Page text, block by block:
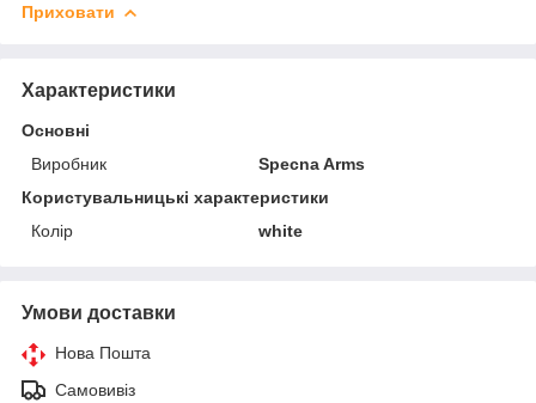
Приховати
Характеристики
Основні
Виробник
Specna Arms
Користувальницькі характеристики
Колір
white
Умови доставки
Нова Пошта
Самовивіз